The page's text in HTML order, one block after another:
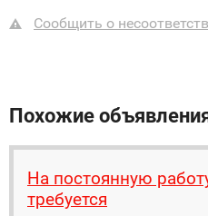
Сообщить о
Похожие
На постоянную
требуется